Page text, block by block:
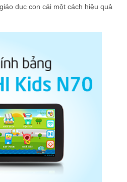
dục con cái một cách hiệu quả